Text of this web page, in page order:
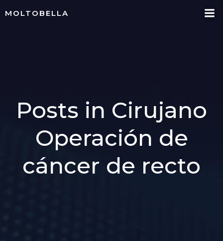
MOLTOBELLA
Posts in Cirujano
Operación de
cáncer de recto